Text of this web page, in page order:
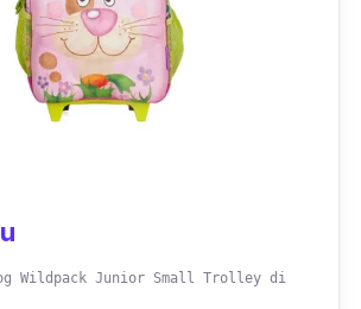
dengan satu tas ini saja.
yaitu harganya yang
tetapi kualitasnya tidak
Wildpack Junior Small Trolley di